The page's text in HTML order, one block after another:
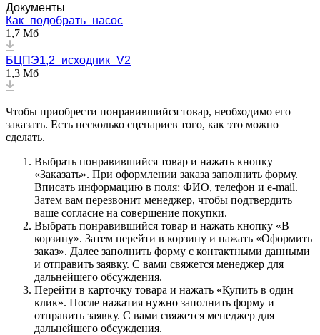
Документы
Как_подобрать_насос
1,7 Мб
БЦПЭ1,2_исходник_V2
1,3 Мб
Чтобы приобрести понравившийся товар, необходимо его
заказать. Есть несколько сценариев того, как это можно
сделать.
Выбрать понравившийся товар и нажать кнопку
«Заказать». При оформлении заказа заполнить форму.
Вписать информацию в поля: ФИО, телефон и e-mail.
Затем вам перезвонит менеджер, чтобы подтвердить
ваше согласие на совершение покупки.
Выбрать понравившийся товар и нажать кнопку «В
корзину». Затем перейти в корзину и нажать «Оформить
заказ». Далее заполнить форму с контактными данными
и отправить заявку. С вами свяжется менеджер для
дальнейшего обсуждения.
Перейти в карточку товара и нажать «Купить в один
клик». После нажатия нужно заполнить форму и
отправить заявку. С вами свяжется менеджер для
дальнейшего обсуждения.